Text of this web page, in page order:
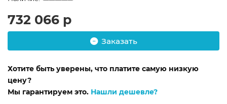
732 066 р
Заказать
Хотите быть уверены, что платите самую низкую
цену?
Мы гарантируем это. Нашли дешевле?